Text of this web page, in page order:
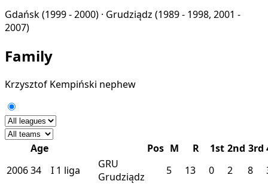
Gdańsk(1999 - 2000) · Grudziądz (1989 - 1998, 2001 -
2007)
Family
Krzysztof Kempiński nephew
Age Pos M R 1st 2nd 3rd
200634 I 1 liga
GRU
Grudziądz
5 13 0 2 8